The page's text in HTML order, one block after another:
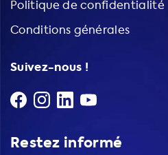
Politique de confidentialité
Conditions générales
Suivez-nous !
Restez informé